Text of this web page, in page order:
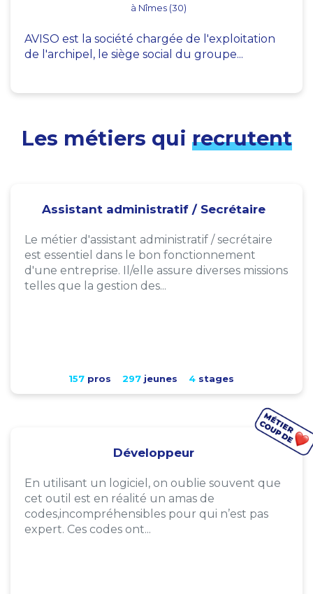
à Nîmes (30)
AVISO est la société chargée de l'exploitation
de l'archipel, le siège social du groupe...
Les métiers qui recrutent
Assistant administratif / Secrétaire
Le métier d'assistant administratif / secrétaire
est essentiel dans le bon fonctionnement
d'une entreprise. Il/elle assure diverses missions
telles que la gestion des...
157pros 297jeunes 4stages
Développeur
En utilisant un logiciel, on oublie souvent que
cet outil est en réalité un amas de
codes,incompréhensibles pour qui n’est pas
expert. Ces codes ont...